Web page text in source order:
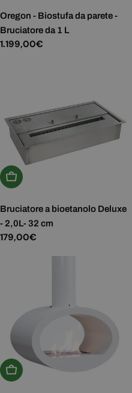
Oregon - Biostufa da parete -
Bruciatore da 1 L
Prezzo
1.199,00€
Aggiungi Al Carrello
Bruciatore a bioetanolo Deluxe
- 2,0L- 32 cm
Prezzo
179,00€
Scegli Le Opzioni